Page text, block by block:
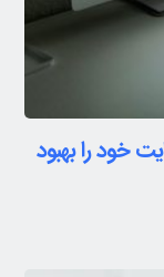
خود را بهبود